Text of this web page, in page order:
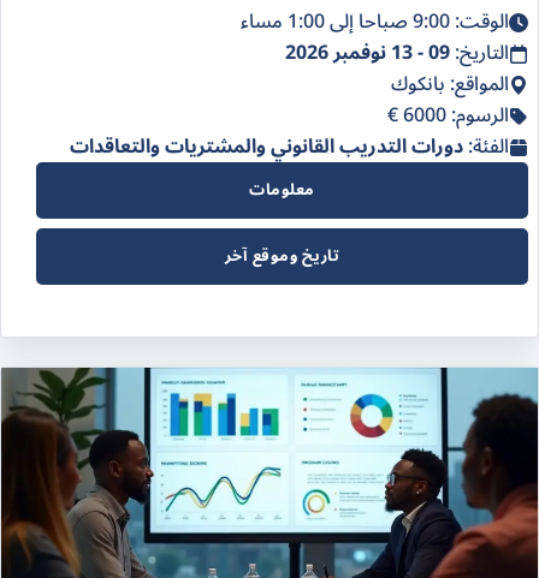
الوقت: 9:00 صباحا إلى 1:00 مساء
التاريخ:09 - 13 نوفمبر 2026
المواقع: بانكوك
الرسوم: 6000 €
الفئة:دورات التدريب القانوني والمشتريات والتعاقدات
معلومات
تاريخ وموقع آخر